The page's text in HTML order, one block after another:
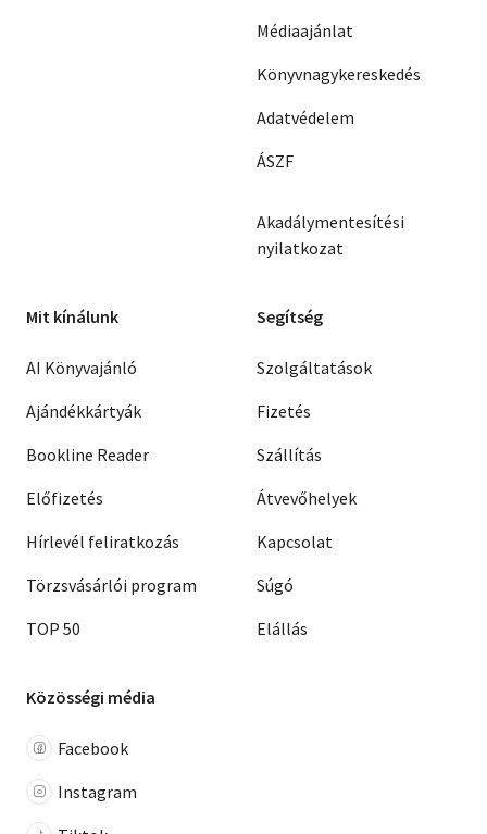
Médiaajánlat
Könyvnagykereskedés
Adatvédelem
ÁSZF
Akadálymentesítési
nyilatkozat
Mit kínálunk
AI Könyvajánló
Ajándékkártyák
Bookline Reader
Előfizetés
Hírlevél feliratkozás
Törzsvásárlói program
TOP 50
Segítség
Szolgáltatások
Fizetés
Szállítás
Átvevőhelyek
Kapcsolat
Súgó
Elállás
Közösségi média
Facebook
Instagram